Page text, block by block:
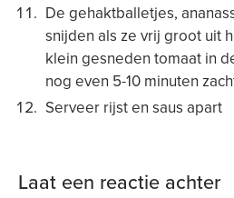
De gehaktballetjes,
snijden als ze vrij groot uit
klein gesneden tomaat in
nog even 5-10 minuten
Serveer rijst en saus apart
Laat een reactie achter